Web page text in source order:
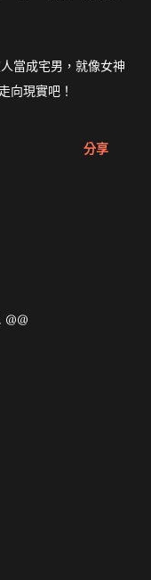
當成宅男，就像女神
向現實吧！
分享